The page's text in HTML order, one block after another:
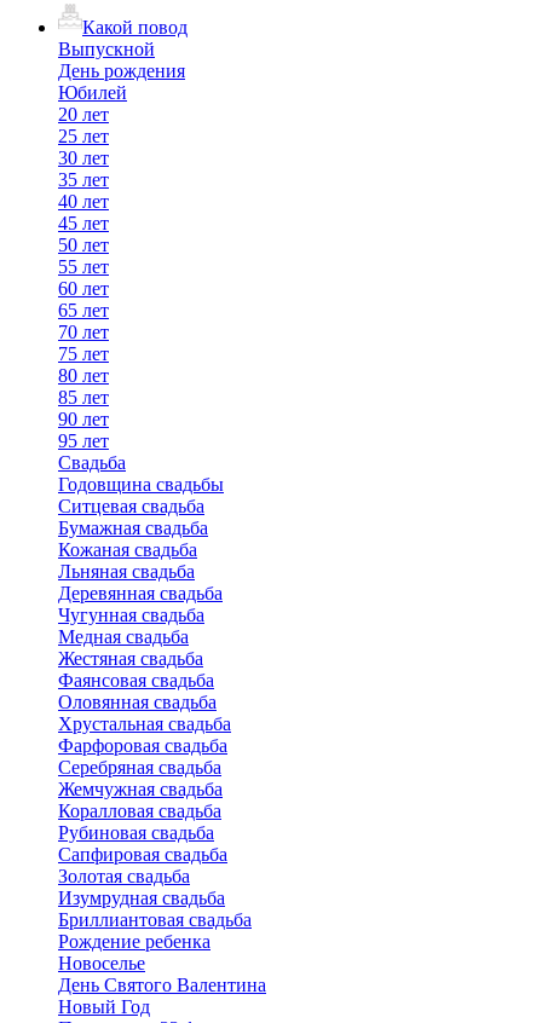
Какой повод
Выпускной
День рождения
Юбилей
20 лет
25 лет
30 лет
35 лет
40 лет
45 лет
50 лет
55 лет
60 лет
65 лет
70 лет
75 лет
80 лет
85 лет
90 лет
95 лет
Свадьба
Годовщина свадьбы
Ситцевая свадьба
Бумажная свадьба
Кожаная свадьба
Льняная свадьба
Деревянная свадьба
Чугунная свадьба
Медная свадьба
Жестяная свадьба
Фаянсовая свадьба
Оловянная свадьба
Хрустальная свадьба
Фарфоровая свадьба
Серебряная свадьба
Жемчужная свадьба
Коралловая свадьба
Рубиновая свадьба
Сапфировая свадьба
Золотая свадьба
Изумрудная свадьба
Бриллиантовая свадьба
Рождение ребенка
Новоселье
День Святого Валентина
Новый Год